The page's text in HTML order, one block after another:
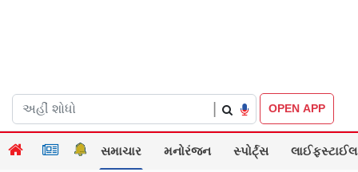
OPEN APP
સમાચાર મનોરંજન સ્પોર્ટ્સ લાઈફસ્ટાઈલ